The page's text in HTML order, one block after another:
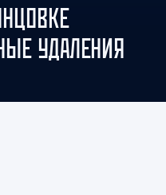
УДАЛЕНИЯ